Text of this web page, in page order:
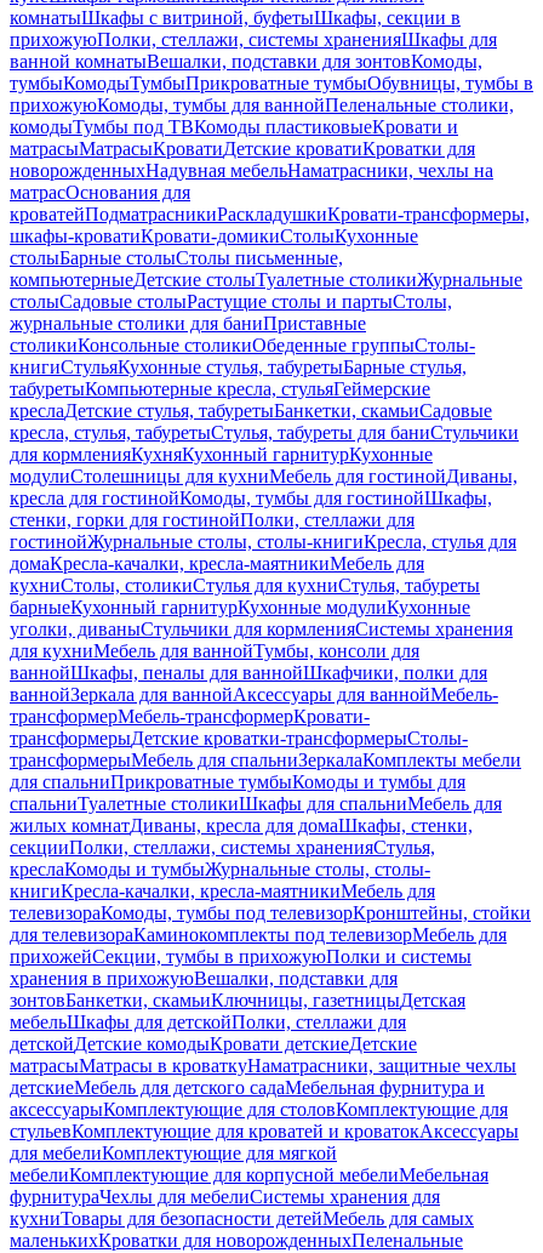
комнатыШкафы с витриной, буфетыШкафы, секции в
прихожуюПолки, стеллажи, системы храненияШкафы для
ванной комнатыВешалки, подставки для зонтовКомоды,
тумбыКомодыТумбыПрикроватные тумбыОбувницы, тумбы в
прихожуюКомоды, тумбы для ваннойПеленальные столики,
комодыТумбы под ТВКомоды пластиковыеКровати и
матрасыМатрасыКроватиДетские кроватиКроватки для
новорожденныхНадувная мебельНаматрасники, чехлы на
матрасОснования для
кроватейПодматрасникиРаскладушкиКровати-трансформеры,
шкафы-кроватиКровати-домикиСтолыКухонные
столыБарные столыСтолы письменные,
компьютерныеДетские столыТуалетные столикиЖурнальные
столыСадовые столыРастущие столы и партыСтолы,
журнальные столики для баниПриставные
столикиКонсольные столикиОбеденные группыСтолы-
книгиСтульяКухонные стулья, табуретыБарные стулья,
табуретыКомпьютерные кресла, стульяГеймерские
креслаДетские стулья, табуретыБанкетки, скамьиСадовые
кресла, стулья, табуретыСтулья, табуреты для баниСтульчики
для кормленияКухняКухонный гарнитурКухонные
модулиСтолешницы для кухниМебель для гостинойДиваны,
кресла для гостинойКомоды, тумбы для гостинойШкафы,
стенки, горки для гостинойПолки, стеллажи для
гостинойЖурнальные столы, столы-книгиКресла, стулья для
домаКресла-качалки, кресла-маятникиМебель для
кухниСтолы, столикиСтулья для кухниСтулья, табуреты
барныеКухонный гарнитурКухонные модулиКухонные
уголки, диваныСтульчики для кормленияСистемы хранения
для кухниМебель для ваннойТумбы, консоли для
ваннойШкафы, пеналы для ваннойШкафчики, полки для
ваннойЗеркала для ваннойАксессуары для ваннойМебель-
трансформерМебель-трансформерКровати-
трансформерыДетские кроватки-трансформерыСтолы-
трансформерыМебель для спальниЗеркалаКомплекты мебели
для спальниПрикроватные тумбыКомоды и тумбы для
спальниТуалетные столикиШкафы для спальниМебель для
жилых комнатДиваны, кресла для домаШкафы, стенки,
секцииПолки, стеллажи, системы храненияСтулья,
креслаКомоды и тумбыЖурнальные столы, столы-
книгиКресла-качалки, кресла-маятникиМебель для
телевизораКомоды, тумбы под телевизорКронштейны, стойки
для телевизораКаминокомплекты под телевизорМебель для
прихожейСекции, тумбы в прихожуюПолки и системы
хранения в прихожуюВешалки, подставки для
зонтовБанкетки, скамьиКлючницы, газетницыДетская
мебельШкафы для детскойПолки, стеллажи для
детскойДетские комодыКровати детскиеДетские
матрасыМатрасы в кроваткуНаматрасники, защитные чехлы
детскиеМебель для детского садаМебельная фурнитура и
аксессуарыКомплектующие для столовКомплектующие для
стульевКомплектующие для кроватей и кроватокАксессуары
для мебелиКомплектующие для мягкой
мебелиКомплектующие для корпусной мебелиМебельная
фурнитураЧехлы для мебелиСистемы хранения для
кухниТовары для безопасности детейМебель для самых
маленькихКроватки для новорожденныхПеленальные